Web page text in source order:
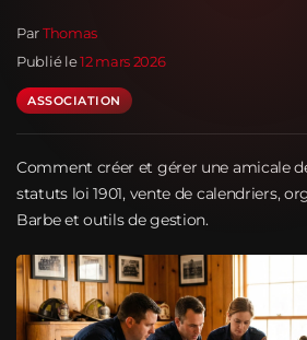
ParThomas
Publié le12 mars 2026
ASSOCIATION
Comment créer et gérer une amicale
statuts loi 1901, vente de calendriers,
Barbe et outils de gestion.